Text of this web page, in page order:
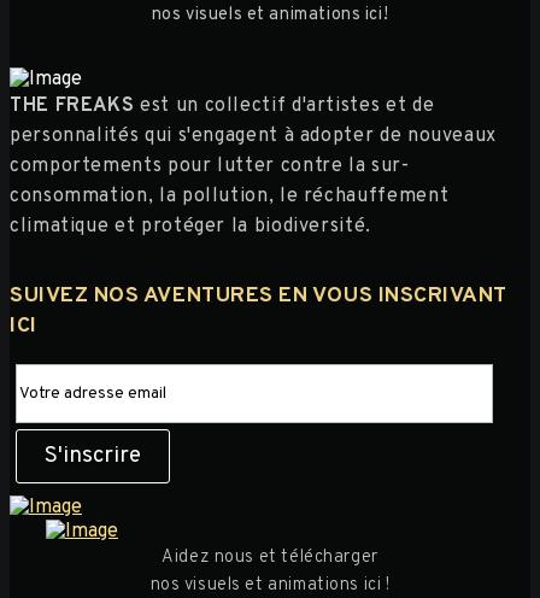
nos visuels et animations ici!
THE FREAKS est un collectif d'artistes et de
personnalités qui s'engagent à adopter de nouveaux
comportements pour lutter contre la sur-
consommation, la pollution, le réchauffement
climatique et protéger la biodiversité.
SUIVEZ NOS AVENTURES EN VOUS INSCRIVANT
ICI
Aidez nous et télécharger
nos visuels et animations ici !